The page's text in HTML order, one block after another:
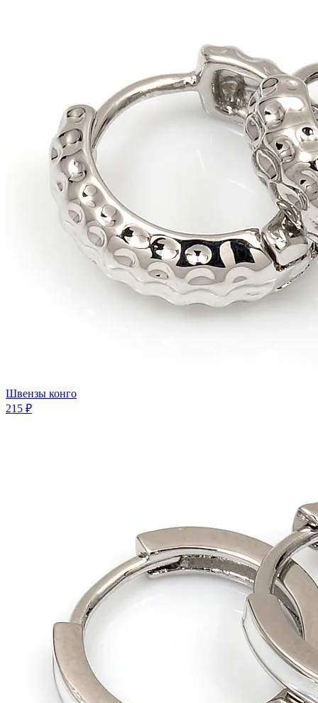
Швензы конго
215 ₽